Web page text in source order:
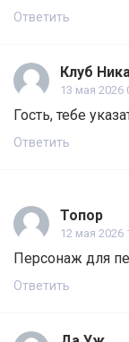
Ответить
Клуб
13 мая 2026
Гость, тебе
Ответить
Топор
12 мая 2026
Персонаж для
Ответить